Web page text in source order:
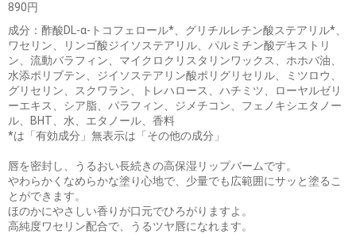
890円
成分：酢酸DL-α-トコフェロール*、グリチルレチン酸ステアリル*、
ワセリン、リンゴ酸ジイソステアリル、パルミチン酸デキストリ
ン、流動バラフィン、マイクロクリスタリンワックス、ホホバ油、
水添ポリブテン、ジイソステアリン酸ポリグリセリル、ミツロウ、
グリセリン、スクワラン、トレハロース、ハチミツ、ローヤルゼリ
ーエキス、シア脂、パラフィン、ジメチコン、フェノキシエタノー
ル、BHT、水、エタノール、香料
*は「有効成分」無表示は「その他の成分」
唇を密封し、うるおい長続きの高保湿リップバームです。
やわらかくなめらかな塗り心地で、少量でも広範囲にサッと塗るこ
とができます。
ほのかにやさしい香りが口元でひろがりますよ。
高純度ワセリン配合で、うるツヤ唇になれます。